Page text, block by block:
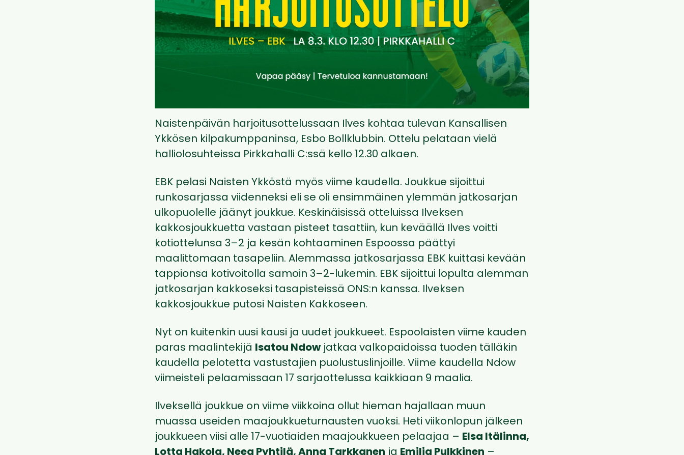
Naistenpäivän harjoitusottelussaan Ilves kohtaa tulevan Kansallisen
Ykkösen kilpakumppaninsa, Esbo Bollklubbin. Ottelu pelataan vielä
halliolosuhteissa Pirkkahalli C:ssä kello 12.30 alkaen.
EBK pelasi Naisten Ykköstä myös viime kaudella. Joukkue sijoittui
runkosarjassa viidenneksi eli se oli ensimmäinen ylemmän jatkosarjan
ulkopuolelle jäänyt joukkue. Keskinäisissä otteluissa Ilveksen
kakkosjoukkuetta vastaan pisteet tasattiin, kun keväällä Ilves voitti
kotiottelunsa 3–2 ja kesän kohtaaminen Espoossa päättyi
maalittomaan tasapeliin. Alemmassa jatkosarjassa EBK kuittasi kevään
tappionsa kotivoitolla samoin 3–2-lukemin. EBK sijoittui lopulta alemman
jatkosarjan kakkoseksi tasapisteissä ONS:n kanssa. Ilveksen
kakkosjoukkue putosi Naisten Kakkoseen.
Nyt on kuitenkin uusi kausi ja uudet joukkueet. Espoolaisten viime kauden
paras maalintekijä
Isatou Ndowjatkaa valkopaidoissa tuoden tälläkin
kaudella pelotetta vastustajien puolustuslinjoille. Viime kaudella Ndow
viimeisteli pelaamissaan 17 sarjaottelussa kaikkiaan 9 maalia.
Ilveksellä joukkue on viime viikkoina ollut hieman hajallaan muun
muassa useiden maajoukkueturnausten vuoksi. Heti viikonlopun jälkeen
joukkueen viisi alle 17-vuotiaiden maajoukkueen pelaajaa – Elsa Itälinna,
Lotta Hakola, Neea Pyhtilä, Anna Tarkkanen ja Emilia Pulkkinen –